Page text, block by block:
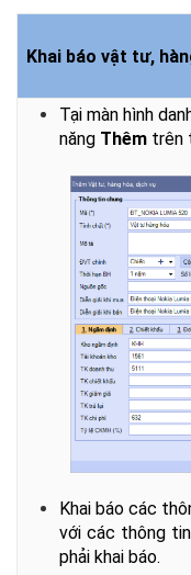
Khai báo vật tư,
Tại màn hình
năng Thêm trên
Khai báo các
với các thông
phải khai báo.